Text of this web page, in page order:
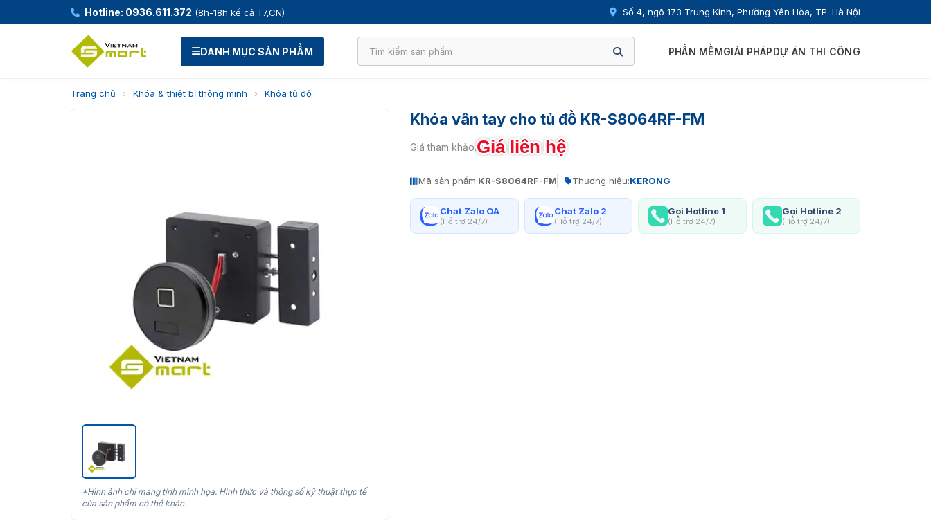
Hotline: 0936.611.372 (8h-18h kể cả T7,CN) Số 4, ngõ 173 Trung Kính, Phường Yên Hòa, TP. Hà Nội
DANH MỤC SẢN PHẨM PHẦN MỀMGIẢI PHÁPDỰ ÁN THI CÔNG
Trang chủ › Khóa & thiết bị thông minh › Khóa tủ đồ
*Hình ảnh chỉ mang tính minh họa. Hình thức và thông số kỹ thuật thực tế
của sản phẩm có thể khác.
Khóa vân tay cho tủ đồ KR-S8064RF-FM
Giá tham khảo:Giá liên hệ
Mã sản phẩm:KR-S8064RF-FM Thương hiệu:KERONG
Chat Zalo OA
(Hỗ trợ 24/7)
Chat Zalo 2
(Hỗ trợ 24/7)
Gọi Hotline 1
(Hỗ trợ 24/7)
Gọi Hotline 2
(Hỗ trợ 24/7)